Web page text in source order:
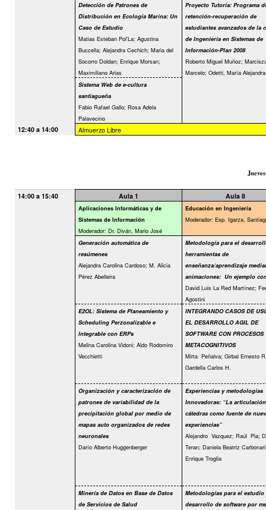
Detección de Patrones de
Distribución en Ecología Marina: Un
Caso de Estudio
Matias Esteban Pol'La; Agustina
Buccella; Alejandra Cechich; Maria del
Socorro Doldan; Enrique Morsan;
Maximiliano Arias
Proyecto Tutoría: Programa
retención-recuperación de
estudiantes avanzados de la
de Ingeniería en Sistemas de
Información-Plan 2008
Roberto Miguel Muñoz;
Marcelo; Odetti, María Alejandra
Sistema Web de e-cultura
santiagueña
Fabio Rafael Gallo; Rosa Adela
Palavecino
12:40 a 14:00 Almuerzo Libre
14:00 a 15:40 Aula 1 Aula 8
Aplicaciones Informáticas y de
Sistemas de Información
Moderador: Dr. Diván, Mario José
Educación en Ingeniería
Moderador: Esp. Igarza,
Generación automática de
resúmenes
Alejandra Carolina Cardoso; M. Alicia
Pérez Abelleira
Metodología para el
herramientas de
enseñanza/aprendizaje
animaciones: Un ejemplo
David Luis La Red Martínez;
Agostini
E2OL: Sistema de Planeamiento y
Scheduling Perzonalizable e
Integrable con ERPs
Melina Carolina Vidoni; Aldo Rodomiro
Vecchietti
INTEGRANDO CASOS DE
EL DESARROLLO AGIL DE
SOFTWARE CON PROCESOS
METACOGNITIVOS
Mirta Peñalva; Girbal Ernesto
Gardella Carlos H.
Organización y caracterización de
patrones de variabilidad de la
precipitación global por medio de
mapas auto organizados de redes
neuronales
Darío Alberto Huggenberger
Experiencias y metodologías
Innovadoras: “La
cátedras como fuente de
experiencias”
Alejandro Vazquez; Raúl Pia;
Teran; Daniela Beatriz
Enrique Troglia
Minería de Datos en Base de Datos
de Servicios de Salud
Metodologías para el estudio
desarrollo de software por